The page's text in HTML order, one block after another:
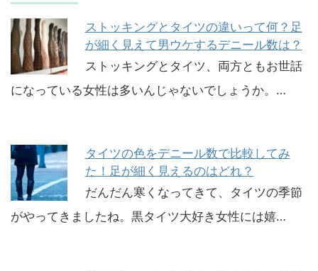
ストッキングとタイツの違いって何？足
が細く見えて男ウケするデニール数は？
ストッキングとタイツ、両方ともお世話
になっている女性は多いんじゃないでしょうか。…
タイツの色をデニール数で比較してみ
た！足が細く見えるのはどれ？
だんだん寒くなってきて、タイツの季節
がやってきましたね。黒タイツ大好き女性には嬉…